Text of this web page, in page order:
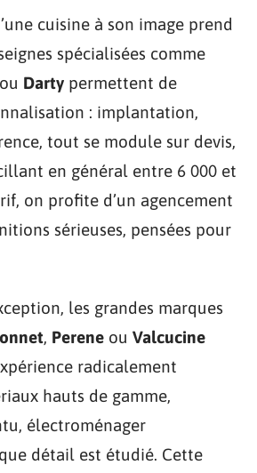
cuisine à son image prend
spécialisées comme
ou Darty permettent de
: implantation,
tout se module sur devis,
en général entre 6 000 et
on profite d’un agencement
sérieuses, pensées pour
les grandes marques
, Perene ou Valcucine
radicalement
hauts de gamme,
électroménager
détail est étudié. Cette